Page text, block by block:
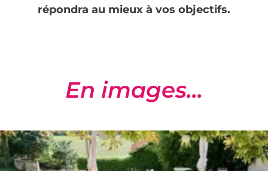
challenge.
répondra au mieux à vos objectifs.
En images...